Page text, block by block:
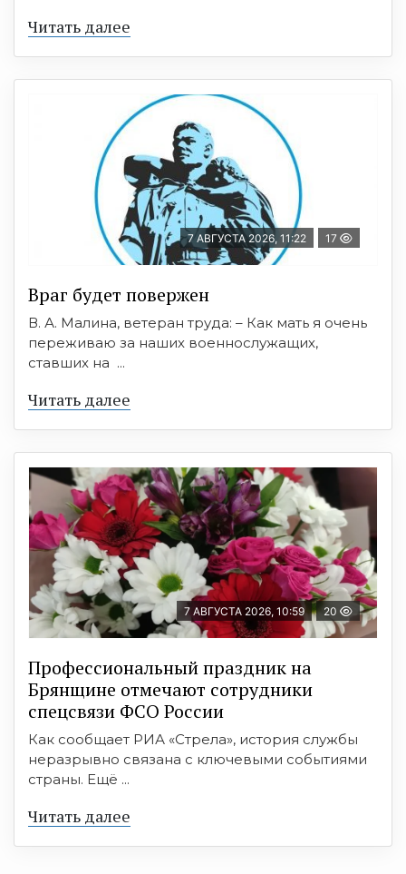
Читать далее
7 АВГУСТА 2026, 11:22 17
Враг будет повержен
В. А. Малина, ветеран труда: – Как мать я очень
переживаю за наших военнослужащих,
ставших на ...
Читать далее
7 АВГУСТА 2026, 10:59 20
Профессиональный праздник на
Брянщине отмечают сотрудники
спецсвязи ФСО России
Как сообщает РИА «Стрела», история службы
неразрывно связана с ключевыми событиями
страны. Ещё ...
Читать далее